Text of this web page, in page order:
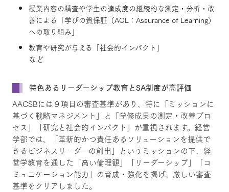
授業内容の精査や学生の達成度の継続的な測定・分析・改
善による「学びの質保証（AOL：Assurance of Learning）
への取り組み」
教育や研究が与える「社会的インパクト」
など
特色あるリーダーシップ教育とSA制度が高評価
AACSBには９項目の審査基準があり、特に「ミッションに
基づく戦略マネジメント」と「学修成果の測定・改善プロ
セス」「研究と社会的インパクト」が重視されます。経営
学部では、「革新的かつ責任あるソリューションを提供で
きるビジネスリーダーの創出」というミッションの下、経
営学教育を通した「高い倫理観」「リーダーシップ」「コ
ミュニケーション能力」の育成・強化を掲げ、厳しい審査
基準をクリアしました。